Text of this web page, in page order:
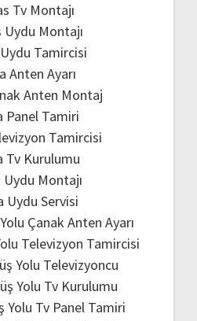
Tv Montajı
Uydu Montajı
Tamircisi
Anten Ayarı
Anten Montaj
Panel Tamiri
Tamircisi
Tv Kurulumu
Uydu Montajı
Uydu Servisi
Çanak Anten Ayarı
Televizyon Tamircisi
Yolu Televizyoncu
Yolu Tv Kurulumu
Yolu Tv Panel Tamiri